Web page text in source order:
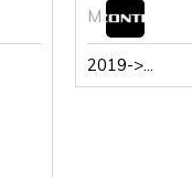
M
2019->...